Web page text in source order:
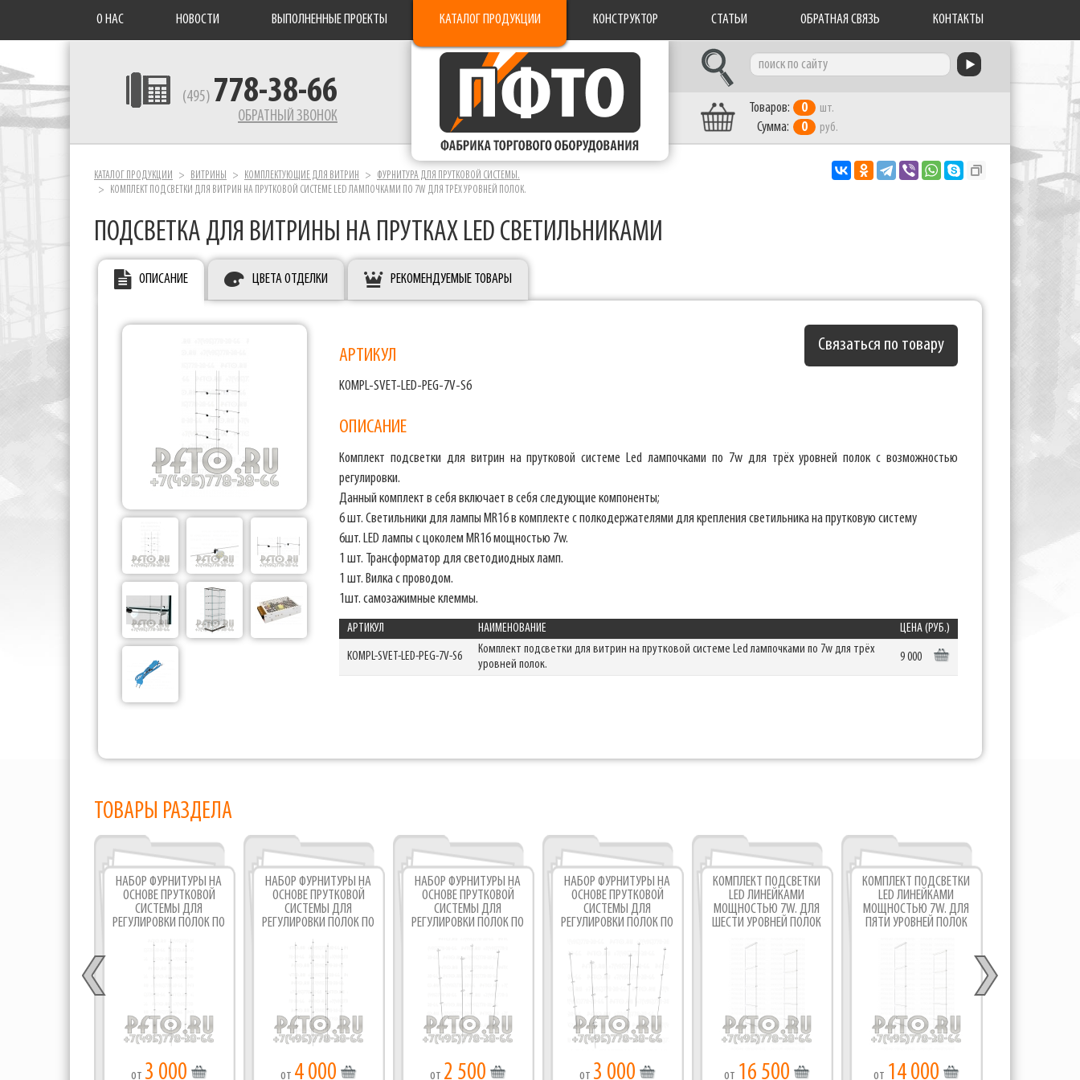
О НАС НОВОСТИ ВЫПОЛНЕННЫЕ ПРОЕКТЫ КАТАЛОГ ПРОДУКЦИИ КОНСТРУКТОР СТАТЬИ ОБРАТНАЯ СВЯЗЬ КОНТАКТЫ
(495) 778-38-66
ОБРАТНЫЙ ЗВОНОК
Фабрика торгового оборудования
Товаров: 0 шт.
Сумма: 0 руб.
КАТАЛОГ ПРОДУКЦИИ ВИТРИНЫ КОМПЛЕКТУЮЩИЕ ДЛЯ ВИТРИН
ФУРНИТУРА ДЛЯ ПРУТКОВОЙ СИСТЕМЫ.
КОМПЛЕКТ ПОДСВЕТКИ ДЛЯ ВИТРИН НА ПРУТКОВОЙ СИСТЕМЕ LED ЛАМПОЧКАМИ ПО 7W ДЛЯ ТРЁХ УРОВНЕЙ ПОЛОК.
ПОДСВЕТКА ДЛЯ ВИТРИНЫ НА ПРУТКАХ LED СВЕТИЛЬНИКАМИ
ОПИСАНИЕ ЦВЕТА ОТДЕЛКИ РЕКОМЕНДУЕМЫЕ ТОВАРЫ
Связаться по товару
АРТИКУЛ
KOMPL-SVET-LED-PEG-7V-S6
ОПИСАНИЕ
Комплект подсветки для витрин на прутковой системе Led лампочками по 7w для трёх уровней полок с возможностью
регулировки.
Данный комплект в себя включает в себя следующие компоненты;
6 шт. Светильники для лампы MR16 в комплекте с полкодержателями для крепления светильника на прутковую систему
6шт. LED лампы с цоколем MR16 мощностью 7w.
1 шт. Трансформатор для светодиодных ламп.
1 шт. Вилка с проводом.
1шт. самозажимные клеммы.
АРТИКУЛ НАИМЕНОВАНИЕ ЦЕНА (РУБ.)
KOMPL-SVET-LED-PEG-7V-S6
Комплект подсветки для витрин на прутковой системе Led лампочками по 7w для трёх
уровней полок.
9 000
ТОВАРЫ РАЗДЕЛА
НАБОР ФУРНИТУРЫ НА
ОСНОВЕ ПРУТКОВОЙ
СИСТЕМЫ ДЛЯ
РЕГУЛИРОВКИ ПОЛОК ПО
ВЫСОТЕ В ВИТРИНАХ
от 3 000
НАБОР ФУРНИТУРЫ НА
ОСНОВЕ ПРУТКОВОЙ
СИСТЕМЫ ДЛЯ
РЕГУЛИРОВКИ ПОЛОК ПО
от 4 000
НАБОР ФУРНИТУРЫ НА
ОСНОВЕ ПРУТКОВОЙ
СИСТЕМЫ ДЛЯ
РЕГУЛИРОВКИ ПОЛОК ПО
от 2 500
НАБОР ФУРНИТУРЫ НА
ОСНОВЕ ПРУТКОВОЙ
СИСТЕМЫ ДЛЯ
РЕГУЛИРОВКИ ПОЛОК ПО
от 3 000
КОМПЛЕКТ ПОДСВЕТКИ
LED ЛИНЕЙКАМИ
МОЩНОСТЬЮ 7W. ДЛЯ
ШЕСТИ УРОВНЕЙ ПОЛОК
СИСТЕМУ.
от 16 500
КОМПЛЕКТ ПОДСВЕТКИ
LED ЛИНЕЙКАМИ
МОЩНОСТЬЮ 7W. ДЛЯ
ПЯТИ УРОВНЕЙ ПОЛОК
СИСТЕМУ.
от 14 000